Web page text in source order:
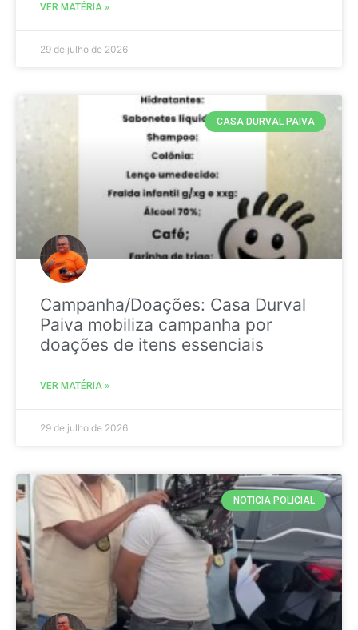
VER MATÉRIA »
29 de julho de 2026
CASA DURVAL PAIVA
Campanha/Doações: Casa Durval
Paiva mobiliza campanha por
doações de itens essenciais
VER MATÉRIA »
29 de julho de 2026
NOTICIA POLICIAL